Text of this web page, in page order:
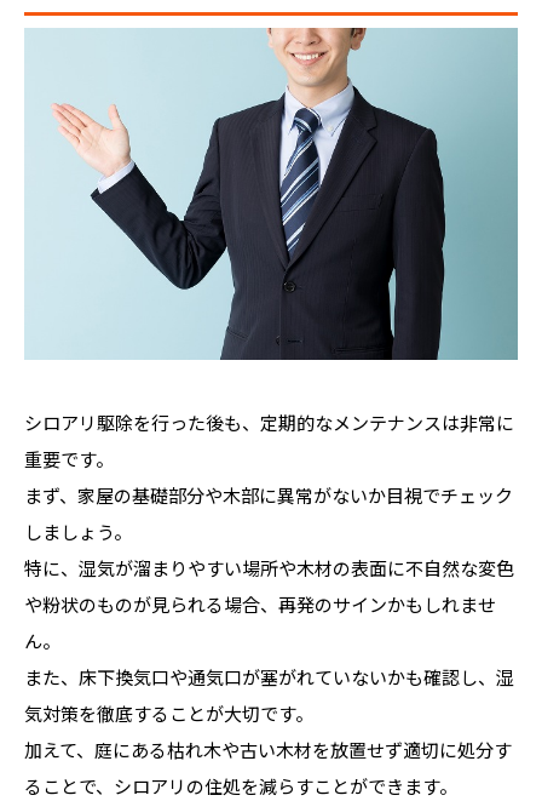
シロアリ駆除を行った後も、定期的なメンテナンスは非常に
重要です。
まず、家屋の基礎部分や木部に異常がないか目視でチェック
しましょう。
特に、湿気が溜まりやすい場所や木材の表面に不自然な変色
や粉状のものが見られる場合、再発のサインかもしれませ
ん。
また、床下換気口や通気口が塞がれていないかも確認し、湿
気対策を徹底することが大切です。
加えて、庭にある枯れ木や古い木材を放置せず適切に処分す
ることで、シロアリの住処を減らすことができます。